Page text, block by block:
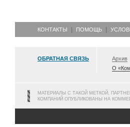
КОНТАКТЫ ПОМОЩЬ
ОБРАТНАЯ СВЯЗЬ Архив
О
МАТЕРИАЛЫ С ТАКОЙ МЕТКОЙ,
КОМПАНИЙ ОПУБЛИКОВАНЫ НА